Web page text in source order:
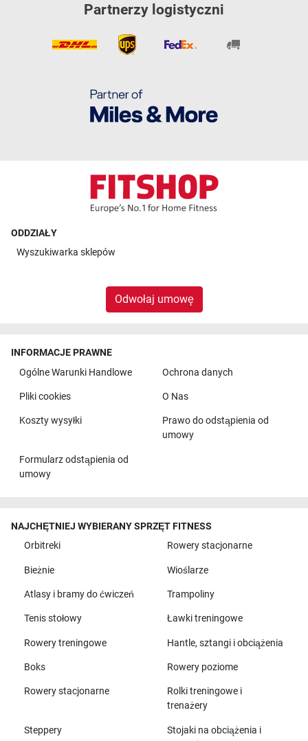
Partnerzy logistyczni
ODDZIAŁY
Wyszukiwarka sklepów
Odwołaj umowę
INFORMACJE PRAWNE
Ogólne Warunki Handlowe
Ochrona danych
Pliki cookies O Nas
Koszty wysyłki
Prawo do odstąpienia od
umowy
Formularz odstąpienia od
umowy
NAJCHĘTNIEJ WYBIERANY SPRZĘT FITNESS
Orbitreki
Rowery stacjonarne
Bieżnie Wioślarze
Atlasy i bramy do ćwiczeń Trampoliny
Tenis stołowy Ławki treningowe
Rowery treningowe Hantle, sztangi i obciążenia
Boks Rowery poziome
Rowery stacjonarne
Rolki treningowe i
trenażery
Steppery
Stojaki na obciążenia i